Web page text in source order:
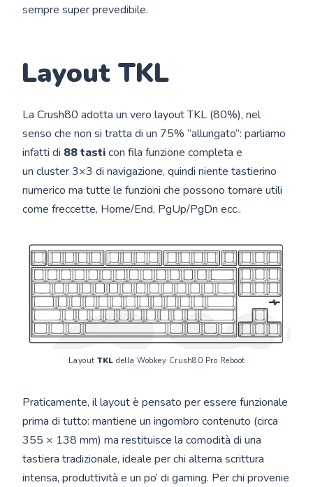
sempre super prevedibile.
Layout TKL
La Crush80 adotta un vero layout TKL (80%), nel
senso che non si tratta di un 75% “allungato”: parliamo
infatti di 88 tasticon fila funzione completa e
un cluster 3×3 di navigazione, quindi niente tastierino
numerico ma tutte le funzioni che possono tornare utili
come freccette, Home/End, PgUp/PgDn ecc..
Layout TKL della Wobkey Crush80 Pro Reboot
Praticamente, il layout è pensato per essere funzionale
prima di tutto: mantiene un ingombro contenuto (circa
355 × 138 mm) ma restituisce la comodità di una
tastiera tradizionale, ideale per chi alterna scrittura
intensa, produttività e un po’ di gaming. Per chi provenie